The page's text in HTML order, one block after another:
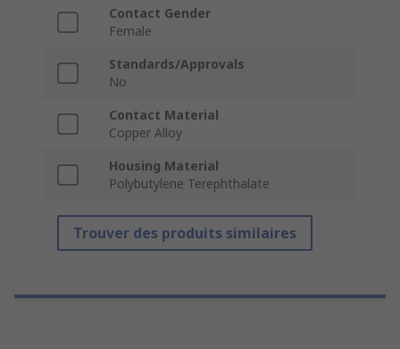
Contact Gender
Female
Standards/Approvals
No
Contact Material
Copper Alloy
Housing Material
Polybutylene Terephthalate
Trouver des produits similaires